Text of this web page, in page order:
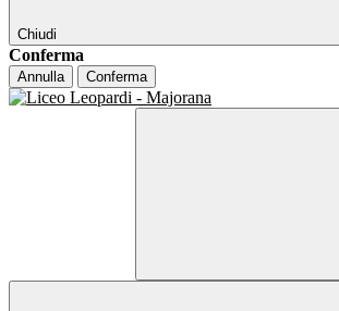
Chiudi
Conferma
Annulla Conferma